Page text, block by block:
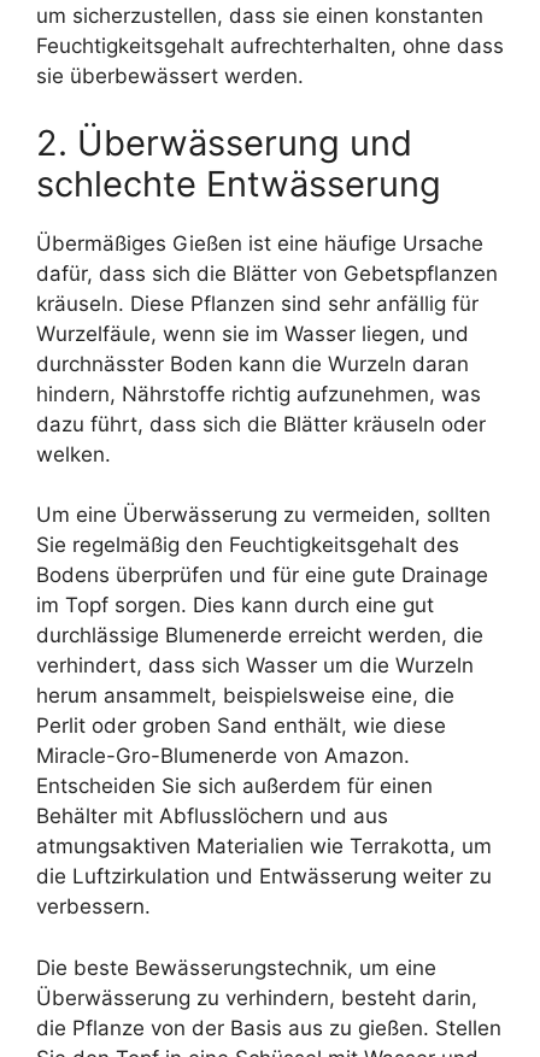
um sicherzustellen, dass sie einen konstanten
Feuchtigkeitsgehalt aufrechterhalten, ohne dass
sie überbewässert werden.
2. Überwässerung und
schlechte Entwässerung
Übermäßiges Gießen ist eine häufige Ursache
dafür, dass sich die Blätter von Gebetspflanzen
kräuseln. Diese Pflanzen sind sehr anfällig für
Wurzelfäule, wenn sie im Wasser liegen, und
durchnässter Boden kann die Wurzeln daran
hindern, Nährstoffe richtig aufzunehmen, was
dazu führt, dass sich die Blätter kräuseln oder
welken.
Um eine Überwässerung zu vermeiden, sollten
Sie regelmäßig den Feuchtigkeitsgehalt des
Bodens überprüfen und für eine gute Drainage
im Topf sorgen. Dies kann durch eine gut
durchlässige Blumenerde erreicht werden, die
verhindert, dass sich Wasser um die Wurzeln
herum ansammelt, beispielsweise eine, die
Perlit oder groben Sand enthält, wie diese
Miracle-Gro-Blumenerde von Amazon.
Entscheiden Sie sich außerdem für einen
Behälter mit Abflusslöchern und aus
atmungsaktiven Materialien wie Terrakotta, um
die Luftzirkulation und Entwässerung weiter zu
verbessern.
Die beste Bewässerungstechnik, um eine
Überwässerung zu verhindern, besteht darin,
die Pflanze von der Basis aus zu gießen. Stellen